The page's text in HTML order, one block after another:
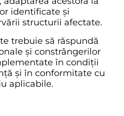
identificate și
structurii afectate.
trebuie să răspundă
și constrângerilor
în condiții
și în conformitate cu
aplicabile.